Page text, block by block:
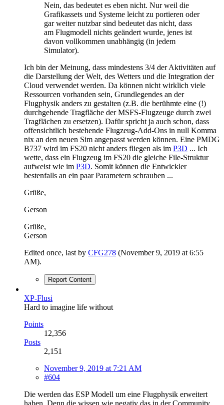
Nein, das bedeutet es eben nicht. Nur weil die
Grafikassets und Systeme leicht zu portieren oder
gar weiter nutzbar sind bedeutet das nicht, dass
am Flugmodell nichts geändert wurde, jenes ist
davon vollkommen unabhängig (in jedem
Simulator).
Ich bin der Meinung, dass mindestens 3/4 der Aktivitäten auf
die Darstellung der Welt, des Wetters und die Integration der
Cloud verwendet werden. Da können nicht wirklich viele
Ressourcen vorhanden sein, Grundlegendes an der
Flugphysik anders zu gestalten (z.B. die berühmte eine (!)
durchgehende Tragfläche der MSFS-Flugzeuge durch zwei
Tragflächen zu ersetzen). Dafür spricht ja auch schon, dass
offensichtlich bestehende Flugzeug-Add-Ons in null Komma
nix an den neuen Sim angepasst werden können. Eine PMDG
B737 wird im FS20 nicht anders fliegen als im P3D ... Ich
wette, dass ein Flugzeug im FS20 die gleiche File-Struktur
aufweist wie im P3D. Somit können die Entwickler
bestenfalls an ein paar Parametern schrauben ...
Grüße,
Gerson
Grüße,
Gerson
Edited once, last by CFG278 (November 9, 2019 at 6:55
AM).
Report Content
XP-Flusi
Hard to imagine life without
Points
12,356
Posts
2,151
November 9, 2019 at 7:21 AM
#604
Die werden das ESP Modell um eine Flugphysik erweitert
haben. Denn die wissen wie negativ das in der Community